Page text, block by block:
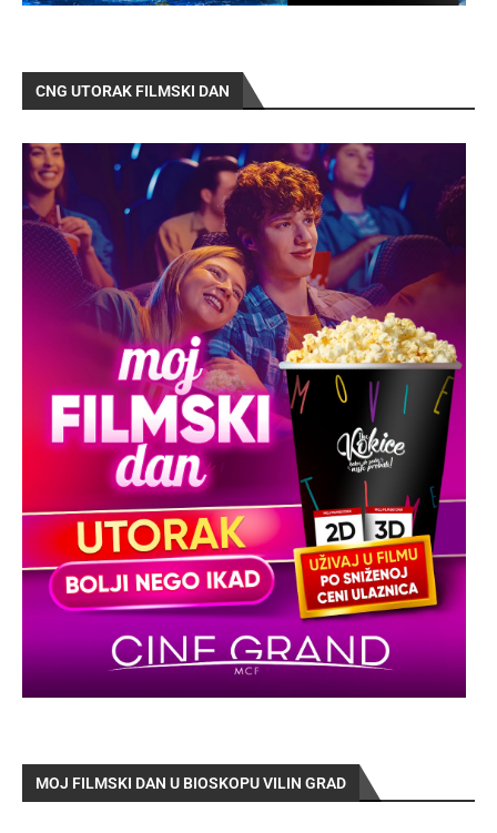
CNG UTORAK FILMSKI DAN
MOJ FILMSKI DAN U BIOSKOPU VILIN GRAD